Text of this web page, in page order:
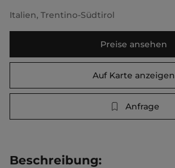
Italien, Trentino-Südtirol
Preise ansehen
Auf Karte anzeigen
Anfrage
Beschreibung: